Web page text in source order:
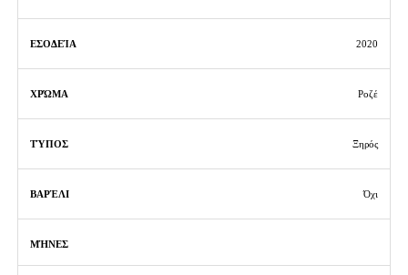
2020
Ροζέ
Ξηρός
Όχι